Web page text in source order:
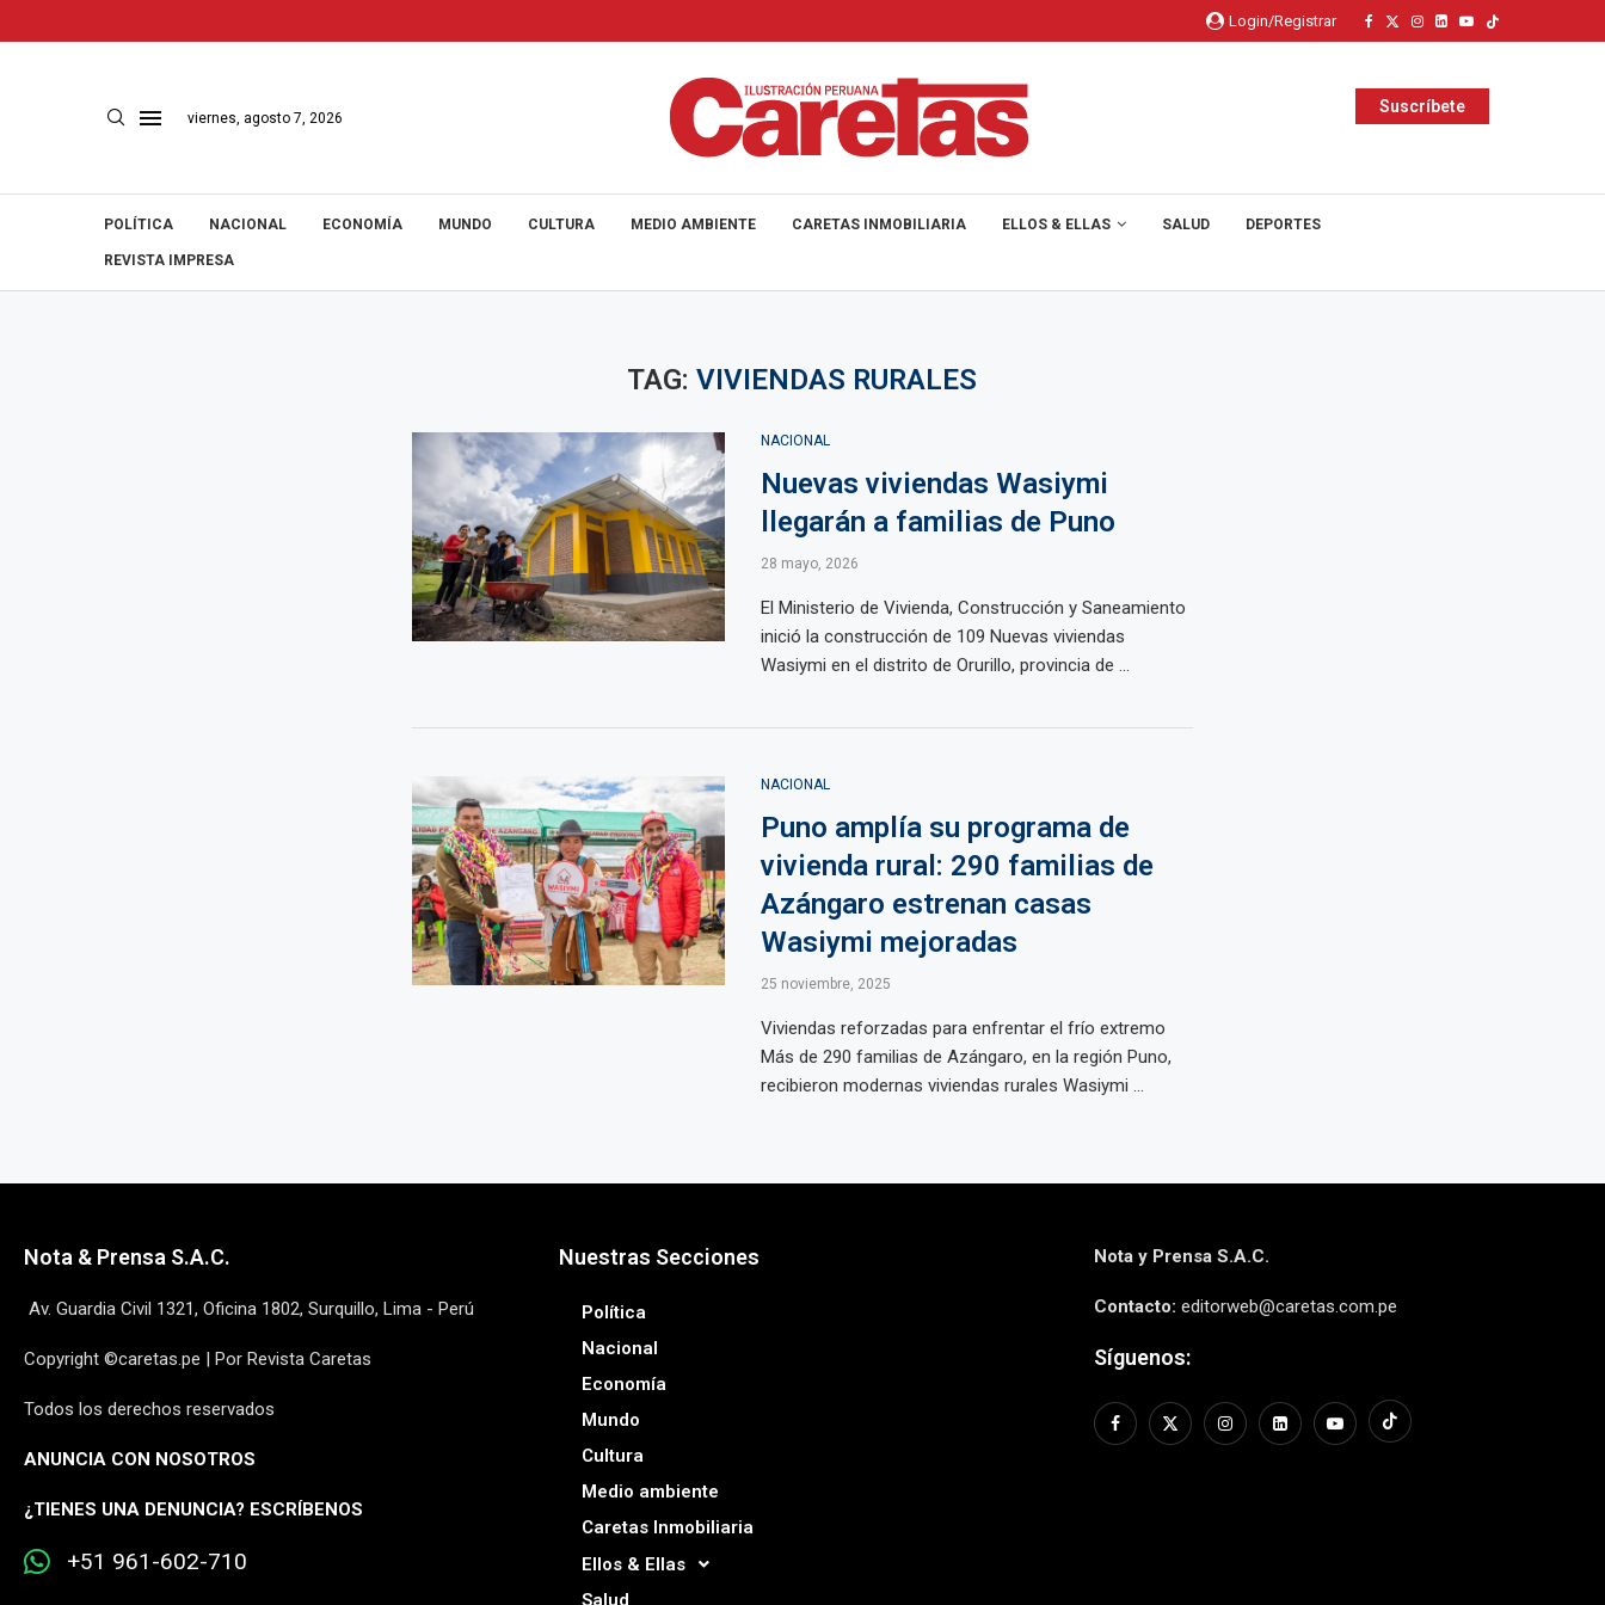
Login/Registrar
viernes, agosto 7, 2026
Suscríbete
POLÍTICA NACIONAL ECONOMÍA MUNDO CULTURA MEDIO AMBIENTE CARETAS INMOBILIARIA ELLOS & ELLAS SALUD DEPORTES
REVISTA IMPRESA
TAG:VIVIENDAS RURALES
NACIONAL
Nuevas viviendas Wasiymi
llegarán a familias de Puno
28 mayo, 2026
El Ministerio de Vivienda, Construcción y Saneamiento
inició la construcción de 109 Nuevas viviendas
Wasiymi en el distrito de Orurillo, provincia de ...
NACIONAL
Puno amplía su programa de
vivienda rural: 290 familias de
Azángaro estrenan casas
Wasiymi mejoradas
25 noviembre, 2025
Viviendas reforzadas para enfrentar el frío extremo
Más de 290 familias de Azángaro, en la región Puno,
recibieron modernas viviendas rurales Wasiymi ...
Nota & Prensa S.A.C.
Av. Guardia Civil 1321, Oficina 1802, Surquillo, Lima - Perú
Copyright ©caretas.pe | Por Revista Caretas
Todos los derechos reservados
ANUNCIA CON NOSOTROS
¿TIENES UNA DENUNCIA? ESCRÍBENOS
+51 961-602-710
Nuestras Secciones
Política
Nacional
Economía
Mundo
Cultura
Medio ambiente
Caretas Inmobiliaria
Ellos & Ellas
Salud
Nota y Prensa S.A.C.
Contacto: editorweb@caretas.com.pe
Síguenos: